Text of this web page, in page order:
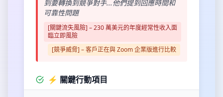
到要轉換到競爭對手...他們提到回應時間和
可靠性問題
[關鍵流失風險] – 230 萬美元的年度經常性收入面
臨立即風險
[競爭威脅] – 客戶正在與 Zoom 企業版進行比較
⚡ 關鍵行動項目